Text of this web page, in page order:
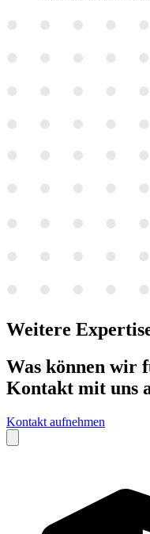
Weitere
Was können wir
Kontakt mit uns
Kontakt aufnehmen